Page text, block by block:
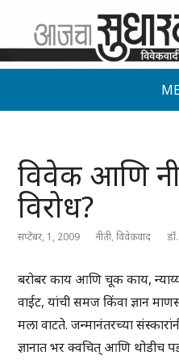
विवेक आणि
विरोध?
सप्टेंबर, 1, 2009 नीती,विवेकवाद
बरोबर काय आणि चूक काय,
वाईट, यांची समज किंवा ज्ञान
मला वाटते. जन्मानंतरच्या
ज्ञानात भर क्वचित् आणि थोडीच